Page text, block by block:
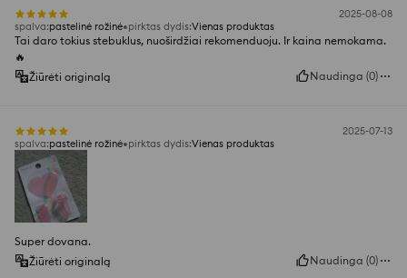
2025-08-08
spalva:pastelinė rožinė pirktas dydis:Vienas produktas
Tai daro tokius stebuklus, nuoširdžiai rekomenduoju. Ir kaina nemokama.
🔥
Žiūrėti originalą
Naudinga (0)
2025-07-13
spalva:pastelinė rožinė pirktas dydis:Vienas produktas
Super dovana.
Žiūrėti originalą
Naudinga (0)